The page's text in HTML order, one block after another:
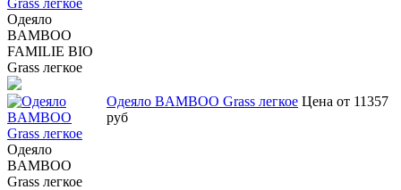
Одеяло
BAMBOO
FAMILIE BIO
Grass легкое
Одеяло
BAMBOO
Grass легкое
Одеяло BAMBOO Grass легкое Цена от 11357
руб